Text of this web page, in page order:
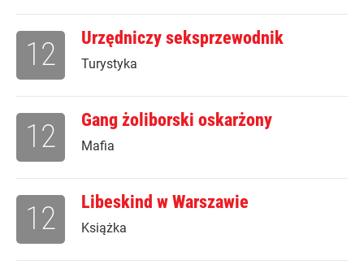
Urzędniczy seksprzewodnik
Turystyka
12
Gang żoliborski oskarżony
Mafia
12
Libeskind w Warszawie
Książka
12